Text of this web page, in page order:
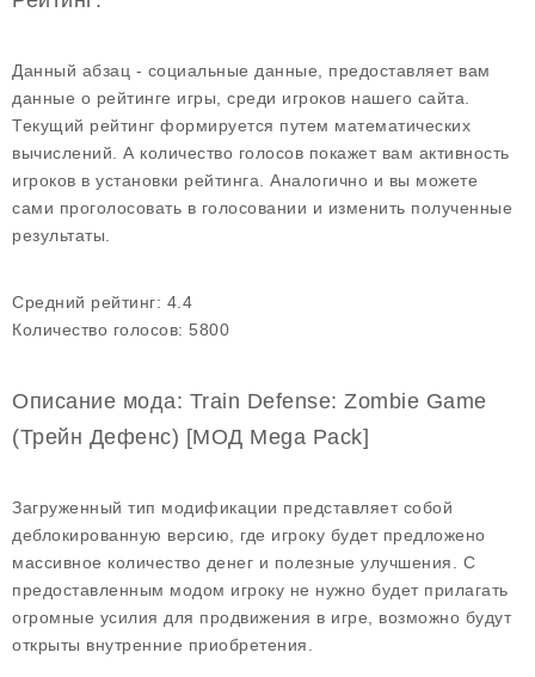
Данный абзац - социальные данные, предоставляет вам
данные о рейтинге игры, среди игроков нашего сайта.
Текущий рейтинг формируется путем математических
вычислений. А количество голосов покажет вам активность
игроков в установки рейтинга. Аналогично и вы можете
сами проголосовать в голосовании и изменить полученные
результаты.
Средний рейтинг: 4.4
Количество голосов: 5800
Описание мода: Train Defense: Zombie Game
(Трейн Дефенс) [МОД Mega Pack]
Загруженный тип модификации представляет собой
деблокированную версию, где игроку будет предложено
массивное количество денег и полезные улучшения. С
предоставленным модом игроку не нужно будет прилагать
огромные усилия для продвижения в игре, возможно будут
открыты внутренние приобретения.